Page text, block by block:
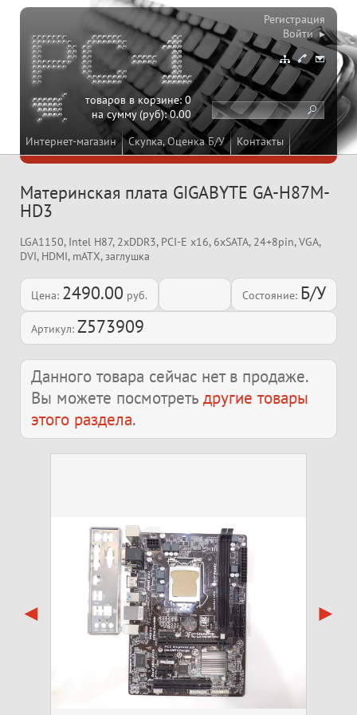
Интернет-магазин Скупка, Оценка Б/У Контакты
товаров в корзине:0
на сумму (руб):0.00
Регистрация
Войти ▸
Материнская плата GIGABYTE GA-H87M-
HD3
LGA1150, Intel H87, 2xDDR3, PCI-E x16, 6xSATA, 24+8pin, VGA,
DVI, HDMI, mATX, заглушка
Цена: 2490.00 руб. Состояние: Б/У
Артикул: Z573909
Данного товара сейчас нет в продаже.
Вы можете посмотреть другие товары
этого раздела.